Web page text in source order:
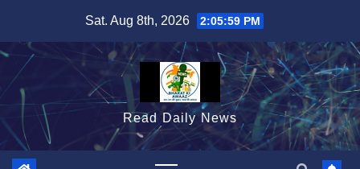
content
Sat. Aug 8th, 2026 2:06:00 PM
Read Daily News